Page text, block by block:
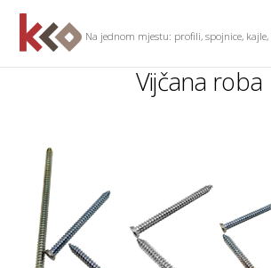
Na jednom mjestu: profili, spojnice, kajle,
Vijčana roba